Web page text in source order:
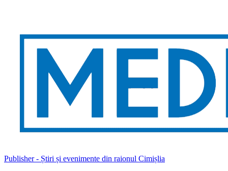
Publisher - Știri și evenimente din raionul Cimișlia